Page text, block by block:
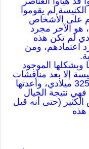
الكنيسة لم يقوموا
على الأشخاص
هو الآخر مجرد
لم تكن هذه
اعتمادهم، ومن
وبشكلها الموجود
إلا بعد مناقشات
وجدال طويل في مجمع نيقية سنة 325 ميلادي، وأعدتها
فهي نتيجة الخيال
الكثير (حتى أنه قيل
هذه